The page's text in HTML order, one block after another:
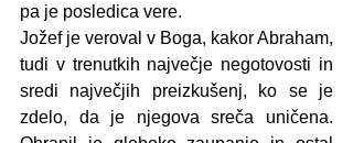
pa je posledica vere.
Jožef je veroval v Boga, kakor Abraham,
tudi v trenutkih največje negotovosti in
sredi največjih preizkušenj, ko se je
zdelo, da je njegova sreča uničena.